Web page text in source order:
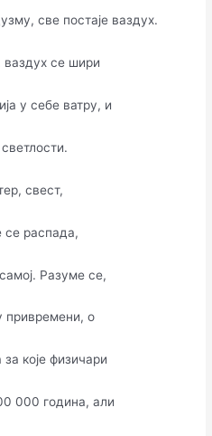
све постаје ваздух.
ваздух се шири
у себе ватру, и
свест,
се распада,
Разуме се,
привремени, о
које физичари
000 година, али